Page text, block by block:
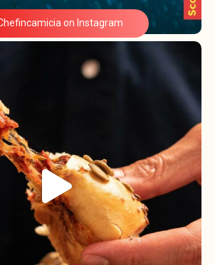
on Instagram